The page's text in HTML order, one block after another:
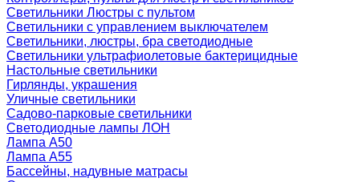
Светильники Люстры с пультом
Светильники с управлением выключателем
Светильники, люстры, бра светодиодные
Светильники ультрафиолетовые бактерицидные
Настольные светильники
Гирлянды, украшения
Уличные светильники
Садово-парковые светильники
Светодиодные лампы ЛОН
Лампа A50
Лампа A55
Бассейны, надувные матрасы